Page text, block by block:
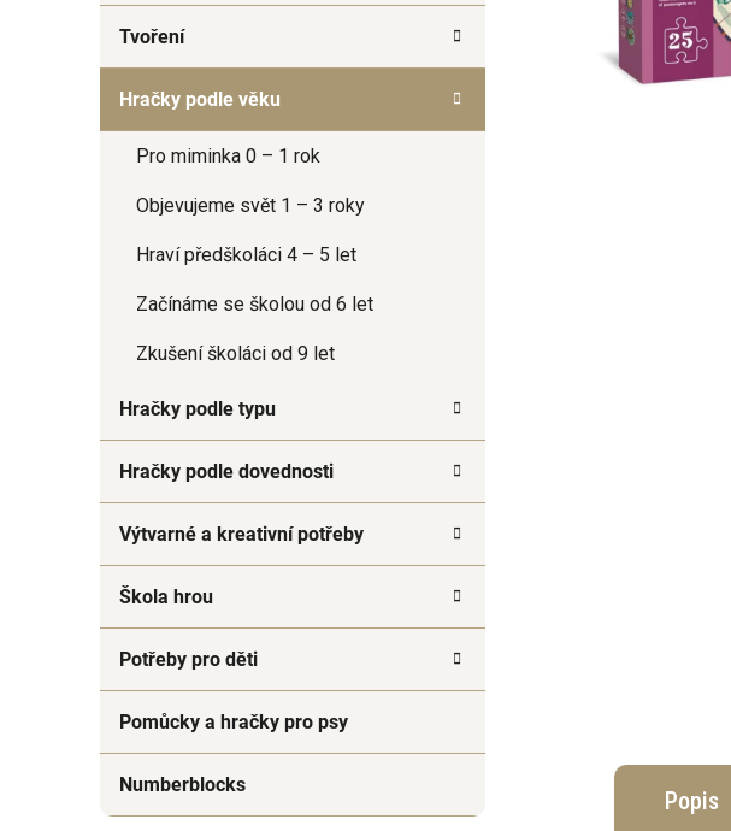
Tvoření
Hračky podle věku
Pro miminka 0 – 1 rok
Objevujeme svět 1 – 3 roky
Hraví předškoláci 4 – 5 let
Začínáme se školou od 6 let
Zkušení školáci od 9 let
Hračky podle typu
Hračky podle dovednosti
Výtvarné a kreativní potřeby
Škola hrou
Potřeby pro děti
Pomůcky a hračky pro psy
Numberblocks
Popis